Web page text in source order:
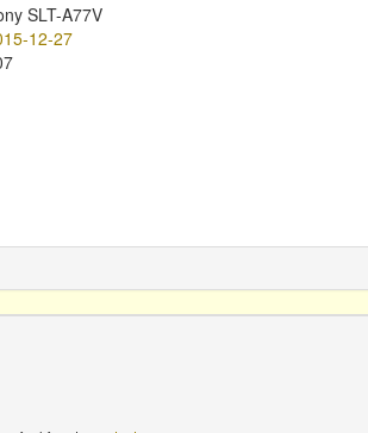
SLT-A77V
12-27